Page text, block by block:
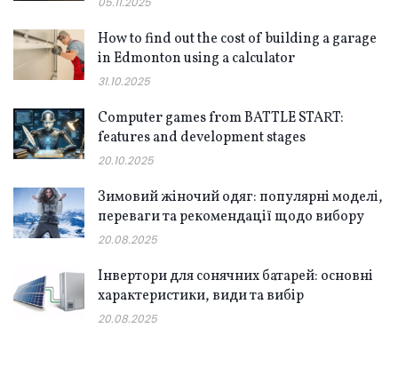
How to find out the cost of building a garage
in Edmonton using a calculator
31.10.2025
Computer games from BATTLE START:
features and development stages
20.10.2025
Зимовий жіночий одяг: популярні моделі,
переваги та рекомендації щодо вибору
20.08.2025
Інвертори для сонячних батарей: основні
характеристики, види та вибір
20.08.2025